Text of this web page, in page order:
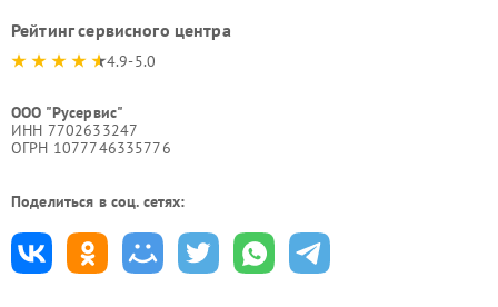
Рейтинг сервисного центра
4.9-5.0
ООО "Русервис"
ИНН 7702633247
ОГРН 1077746335776
Поделиться в соц. сетях: